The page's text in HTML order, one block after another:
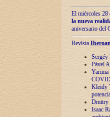
El miércoles 28
la nueva
aniversario del
Revista
Sergéy
Pável
Yarima
Kleidy
Dmitry
Isaac